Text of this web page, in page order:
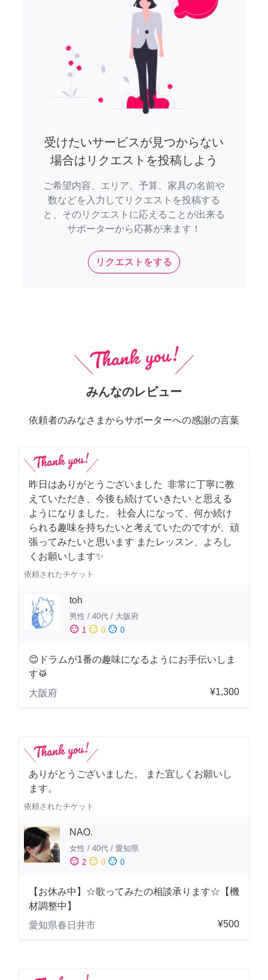
受けたいサービスが見つからない
場合はリクエストを投稿しよう
ご希望内容、エリア、予算、家具の名前や
数などを入力してリクエストを投稿する
と、そのリクエストに応えることが出来る
サポーターから応募が来ます！
リクエストをする
みんなのレビュー
依頼者のみなさまからサポーターへの感謝の言葉
昨日はありがとうございました 非常に丁寧に教
えていただき、今後も続けていきたい と思える
ようになりました。 社会人になって、何か続け
られる趣味を持ちたいと考えていたのですが、頑
張ってみたいと思います またレッスン、よろし
くお願いします✨
依頼されたチケット
toh
男性 / 40代 / 大阪府
sentiment_satisfied 1 sentiment_neutral 0 sentiment_dissatisfied 0
😊ドラムが1番の趣味になるようにお手伝いしま
す🥁
大阪府
¥1,300
ありがとうございました。 また宜しくお願いし
ます。
依頼されたチケット
NAO.
女性 / 40代 / 愛知県
sentiment_satisfied 2 sentiment_neutral 0 sentiment_dissatisfied 0
【お休み中】☆歌ってみたの相談承ります☆【機
材調整中】
愛知県春日井市
¥500